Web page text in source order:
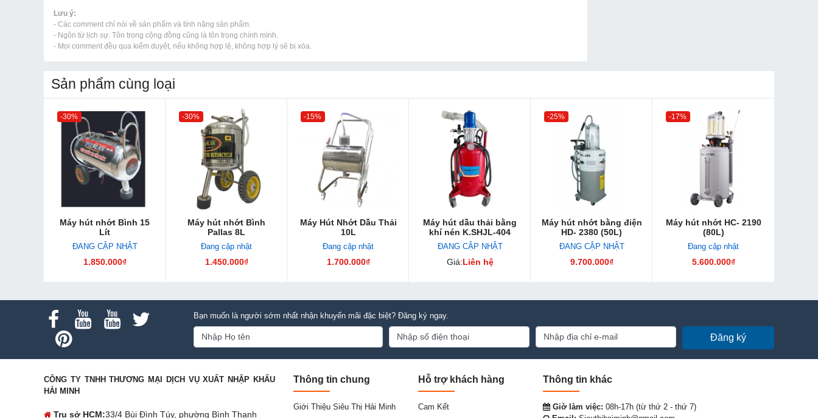
Lưu ý:
- Các comment chỉ nói về sản phẩm và tính năng sản phẩm.
- Ngôn từ lịch sự. Tôn trọng cộng đồng cũng là tôn trọng chính mình.
- Mọi comment đều qua kiểm duyệt, nếu không hợp lệ, không hợp lý sẽ bị xóa.
Sản phẩm cùng loại
-30%
Máy hút nhớt Bình 15
Lít
ĐANG CẬP NHẬT
1.850.000₫
-30%
Máy hút nhớt Bình
Pallas 8L
Đang cập nhật
1.450.000₫
-15%
Máy Hút Nhớt Dầu Thải
10L
Đang cập nhật
1.700.000₫
Máy hút dầu thải bằng
khí nén K.SHJL-404
ĐANG CẬP NHẬT
Giá:Liên hệ
-25%
Máy hút nhớt bằng điện
HD- 2380 (50L)
ĐANG CẬP NHẬT
9.700.000₫
-17%
Máy hút nhớt HC- 2190
(80L)
Đang cập nhật
5.600.000₫
Bạn muốn là người sớm nhất nhận khuyến mãi đặc biệt? Đăng ký ngay.
Đăng ký
CÔNG TY TNHH THƯƠNG MẠI DỊCH VỤ XUẤT NHẬP KHẨU
HẢI MINH
Trụ sở HCM:33/4 Bùi Đình Túy, phường Bình Thạnh
Thông tin chung
Giới Thiệu Siêu Thị Hải Minh
Hỗ trợ khách hàng
Cam Kết
Thông tin khác
Giờ làm việc: 08h-17h (từ thứ 2 - thứ 7)